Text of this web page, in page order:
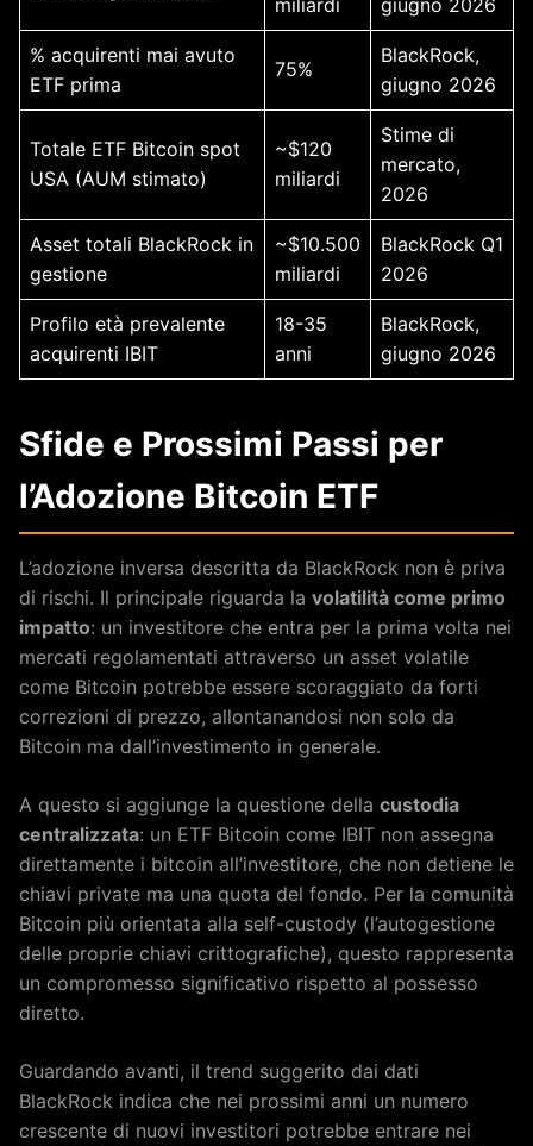
% acquirenti mai avuto
ETF prima
75%
BlackRock,
giugno 2026
Totale ETF Bitcoin spot
USA (AUM stimato)
~$120
miliardi
Stime di
mercato,
2026
Asset totali BlackRock in
gestione
~$10.500
miliardi
BlackRock Q1
2026
Profilo età prevalente
acquirenti IBIT
18-35
anni
BlackRock,
giugno 2026
Sfide e Prossimi Passi per
l’Adozione Bitcoin ETF
L’adozione inversa descritta da BlackRock non è priva
di rischi. Il principale riguarda la volatilità come primo
impatto: un investitore che entra per la prima volta nei
mercati regolamentati attraverso un asset volatile
come Bitcoin potrebbe essere scoraggiato da forti
correzioni di prezzo, allontanandosi non solo da
Bitcoin ma dall’investimento in generale.
A questo si aggiunge la questione della custodia
centralizzata: un ETF Bitcoin come IBIT non assegna
direttamente i bitcoin all’investitore, che non detiene le
chiavi private ma una quota del fondo. Per la comunità
Bitcoin più orientata alla self-custody (l’autogestione
delle proprie chiavi crittografiche), questo rappresenta
un compromesso significativo rispetto al possesso
diretto.
Guardando avanti, il trend suggerito dai dati
BlackRock indica che nei prossimi anni un numero
crescente di nuovi investitori potrebbe entrare nei